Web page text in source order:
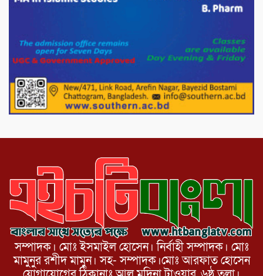
পাটগ্রামে জুলাই অভ্যুত্থান দিবস উপলক্ষে
পোরশায় গণঅভ্যুত্থান দিবসে শহিদ ও জুলাই
১১ দলীয় ঐক্য পোরশা উপজেলা শাখার
সম্পাদক। মোঃ ইসমাইল হোসেন। নির্বাহী সম্পাদক। মোঃ
মামুনুর রশীদ মামুন। সহ- সম্পাদক।মোঃ আরফাত হোসেন